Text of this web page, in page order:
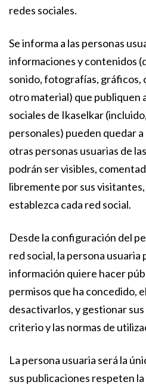
redes sociales.
Se informa a las personas
informaciones y contenidos
sonido, fotografías, gráficos,
otro material) que publiquen
sociales de Ikaselkar
personales) pueden quedar
otras personas usuarias de
podrán ser visibles,
libremente por sus
establezca cada red social.
Desde la configuración del
red social, la persona
información quiere hacer
permisos que ha concedido,
desactivarlos, y gestionar
criterio y las normas de
La persona usuaria será la
sus publicaciones respeten